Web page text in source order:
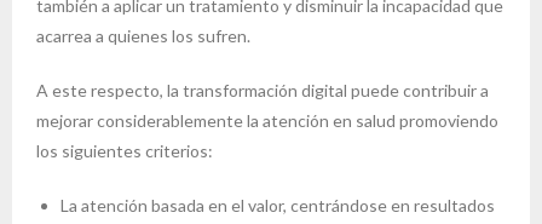
también a aplicar un tratamiento y disminuir la incapacidad que
acarrea a quienes los sufren.
A este respecto, la transformación digital puede contribuir a
mejorar considerablemente la atención en salud promoviendo
los siguientes criterios:
La atención basada en el valor, centrándose en resultados